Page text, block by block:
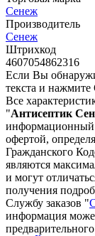
Сенеж
Производитель
Сенеж
Штрихкод
4607054862316
Если Вы
текста и нажмите
Все
"Антисептик
информационный
офертой,
Гражданского
являются
и могут
получения
Службу заказов "
информация